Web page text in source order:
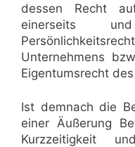
dessen Recht
einerseits
Unternehmens
Eigentumsrecht
Ist demnach die
einer Äußerung
Kurzzeitigkeit